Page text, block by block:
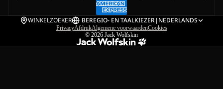
WINKELZOEKER BEREGIO- EN TAALKIEZER| NEDERLANDS
PrivacyAfdrukAlgemene voorwaardenCookies
© 2026 Jack Wolfskin